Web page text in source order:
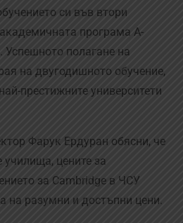
си във втори
програма A-
Успешното полагане на
на двугодишното обучение,
престижните университети
Фарук Ердуран обясни, че
училища, цените за
за Cambridge в ЧСУ
разумни и достъпни цени.